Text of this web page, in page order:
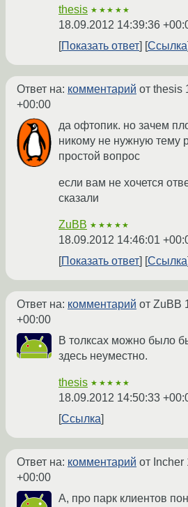
thesis ★★★★★
18.09.2012 14:39:36
Показать ответ
Ссылка
Ответ на: комментарий от thesis
+00:00
да офтопик. но зачем
никому не нужную тему
простой вопрос
если вам не хочется
сказали
ZuBB ★★★★★
18.09.2012 14:46:01
Показать ответ
Ссылка
Ответ на: комментарий от ZuBB
+00:00
В толксах можно было
здесь неуместно.
thesis ★★★★★
18.09.2012 14:50:33
Ссылка
Ответ на: комментарий от Incher
+00:00
А, про парк клиентов